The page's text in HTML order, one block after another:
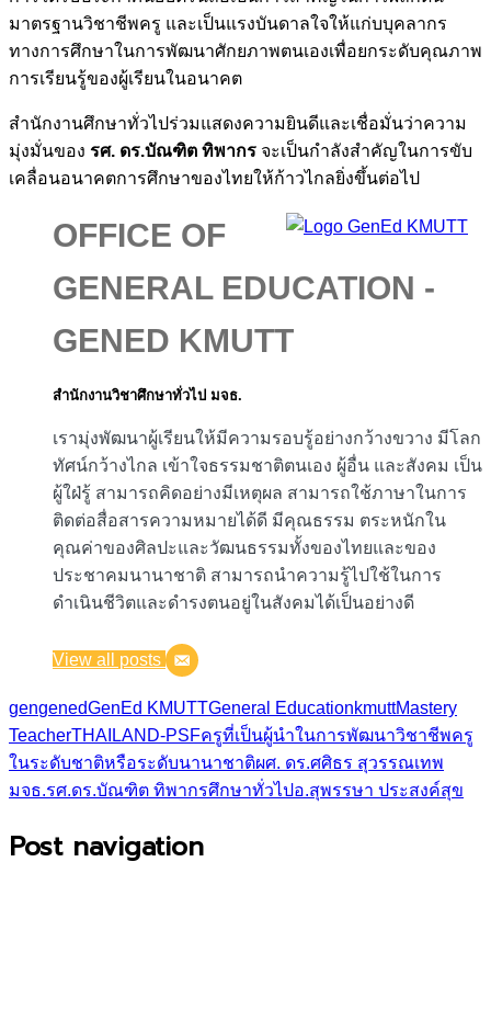
มาตรฐานวิชาชีพครู และเป็นแรงบันดาลใจให้แก่บบุคลากร
ทางการศึกษาในการพัฒนาศักยภาพตนเองเพื่อยกระดับคุณภาพ
การเรียนรู้ของผู้เรียนในอนาคต
สำนักงานศึกษาทั่วไปร่วมแสดงความยินดีและเชื่อมั่นว่าความ
มุ่งมั่นของ รศ. ดร.บัณฑิต ทิพากร จะเป็นกำลังสำคัญในการขับ
เคลื่อนอนาคตการศึกษาของไทยให้ก้าวไกลยิ่งขึ้นต่อไป
OFFICE OF
GENERAL EDUCATION -
GENED KMUTT
สำนักงานวิชาศึกษาทั่วไป มจธ.
เรามุ่งพัฒนาผู้เรียนให้มีความรอบรู้อย่างกว้างขวาง มีโลก
ทัศน์กว้างไกล เข้าใจธรรมชาติตนเอง ผู้อื่น และสังคม เป็น
ผู้ใฝ่รู้ สามารถคิดอย่างมีเหตุผล สามารถใช้ภาษาในการ
ติดต่อสื่อสารความหมายได้ดี มีคุณธรรม ตระหนักใน
คุณค่าของศิลปะและวัฒนธรรมทั้งของไทยและของ
ประชาคมนานาชาติ สามารถนำความรู้ไปใช้ในการ
ดำเนินชีวิตและดำรงตนอยู่ในสังคมได้เป็นอย่างดี
View all posts
gengenedGenEd KMUTTGeneral EducationkmuttMastery
TeacherTHAILAND-PSFครูที่เป็นผู้นำในการพัฒนาวิชาชีพครู
ในระดับชาติหรือระดับนานาชาติผศ. ดร.ศศิธร สุวรรณเทพ
มจธ.รศ.ดร.บัณฑิต ทิพากรศึกษาทั่วไปอ.สุพรรษา ประสงค์สุข
Post navigation